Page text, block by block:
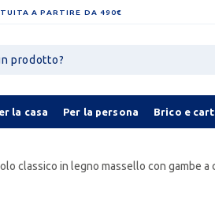
A PARTIRE DA 490€
la casa Per la persona Brico e
classico in legno massello con gambe a